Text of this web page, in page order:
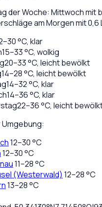
der Woche: Mittwoch mit
am Morgen mit 0,6
–30°C, klar
15–33°C, wolkig
20–33°C, leicht bewölkt
14–28°C, leicht bewölkt
14–32°C, klar
14–36°C, klar
22–36°C, leicht
12–30°C
12–30°C
11–28°C
(Westerwald) 12–28°C
13–28°C